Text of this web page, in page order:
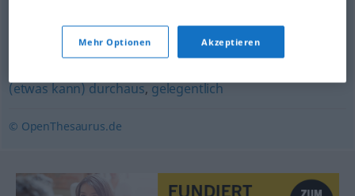
ungewöhnlich
(etwas kann) durchaus,gelegentlich
© OpenThesaurus.de
Mehr Optionen Akzeptieren